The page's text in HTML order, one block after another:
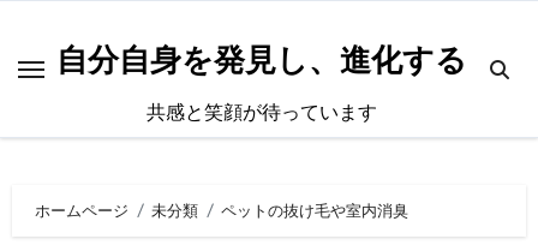
自分自身を発見し、進化する
共感と笑顔が待っています
ホームページ 未分類 ペットの抜け毛や室内消臭